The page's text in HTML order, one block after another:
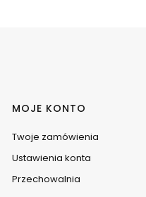
MOJE KONTO
Twoje zamówienia
Ustawienia konta
Przechowalnia